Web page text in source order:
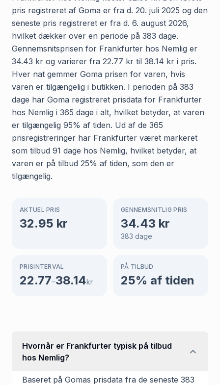
pris registreret af Goma er fra d. 20. juli 2025 og den
seneste pris registreret er fra d. 6. august 2026,
hvilket dækker over en periode på 383 dage.
Gennemsnitsprisen for Frankfurter hos Nemlig er
34.43 kr og varierer fra 22.77 kr til 38.14 kr i pris.
Hver nat gemmer Goma prisen for varen, hvis
varen er tilgængelig i butikken. I perioden på 383
dage har Goma registreret prisdata for Frankfurter
hos Nemlig i 365 dage i alt, hvilket betyder, at varen
er tilgængelig 95% af tiden. Ud af de 365
prisregistreringer har Frankfurter været markeret
som tilbud 91 dage hos Nemlig, hvilket betyder, at
varen er på tilbud 25% af tiden, som den er
tilgængelig.
AKTUEL PRIS
32.95 kr
GENNEMSNITLIG PRIS
34.43 kr
383 dage
PRISINTERVAL
22.77–38.14kr
PÅ TILBUD
25% af tiden
Hvornår er Frankfurter typisk på tilbud
hos Nemlig?
Baseret på Gomas prisdata fra de seneste 383